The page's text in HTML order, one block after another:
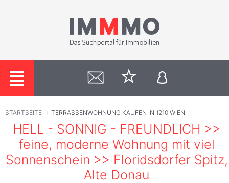
STARTSEITE › TERRASSENWOHNUNG KAUFEN IN 1210 WIEN
HELL - SONNIG - FREUNDLICH >>
feine, moderne Wohnung mit viel
Sonnenschein >> Floridsdorfer Spitz,
Alte Donau